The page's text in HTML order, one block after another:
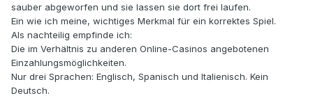
sauber abgeworfen und sie lassen sie dort frei laufen.
Ein wie ich meine, wichtiges Merkmal für ein korrektes Spiel.
Als nachteilig empfinde ich:
Die im Verhältnis zu anderen Online-Casinos angebotenen
Einzahlungsmöglichkeiten.
Nur drei Sprachen: Englisch, Spanisch und Italienisch. Kein
Deutsch.